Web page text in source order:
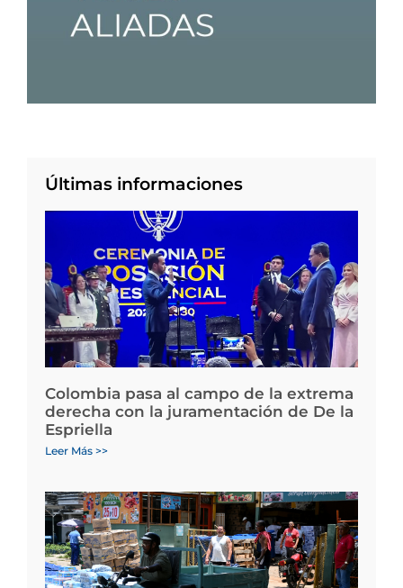
Últimas informaciones
Colombia pasa al campo de la extrema
derecha con la juramentación de De la
Espriella
Leer Más >>